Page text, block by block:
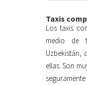
Taxis
Los taxis
medio de
Uzbekistán,
ellas. Son